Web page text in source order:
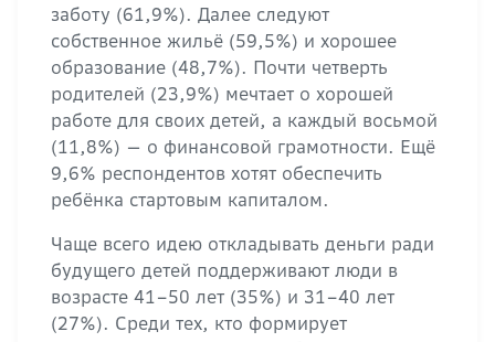
заботу (61,9%). Далее следуют
собственное жильё (59,5%) и хорошее
образование (48,7%). Почти четверть
родителей (23,9%) мечтает о хорошей
работе для своих детей, а каждый восьмой
(11,8%) — о финансовой грамотности. Ещё
9,6% респондентов хотят обеспечить
ребёнка стартовым капиталом.
Чаще всего идею откладывать деньги ради
будущего детей поддерживают люди в
возрасте 41–50 лет (35%) и 31–40 лет
(27%). Среди тех, кто формирует